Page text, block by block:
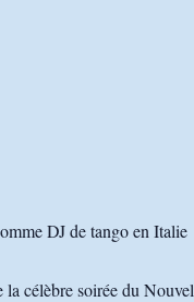
DJ de tango en Italie
célèbre soirée du Nouvel